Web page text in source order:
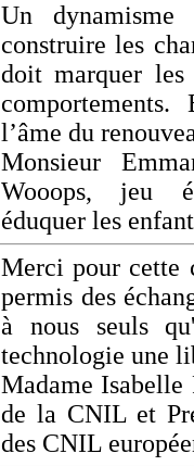
Un dynamisme
construire les
doit marquer les
l’âme du
Monsieur
Wooops, jeu
éduquer les
Merci pour cette
permis des
à nous seuls
technologie une
Madame Isabelle
de la CNIL et
des CNIL